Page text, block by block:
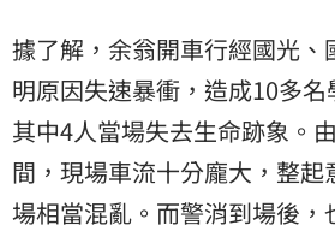
據了解，余翁開車行經國光、
明原因失速暴衝，造成10多
其中4人當場失去生命跡象。
間，現場車流十分龐大，整
場相當混亂。而警消到場後，